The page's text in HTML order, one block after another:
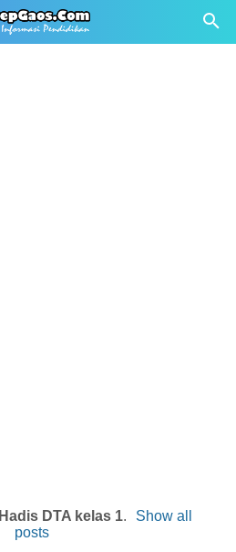
Hadis DTA kelas 1.
Show all
posts